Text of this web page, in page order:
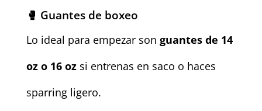
🥊 Guantes de boxeo
Lo ideal para empezar son guantes de 14
oz o 16 ozsi entrenas en saco o haces
sparring ligero.